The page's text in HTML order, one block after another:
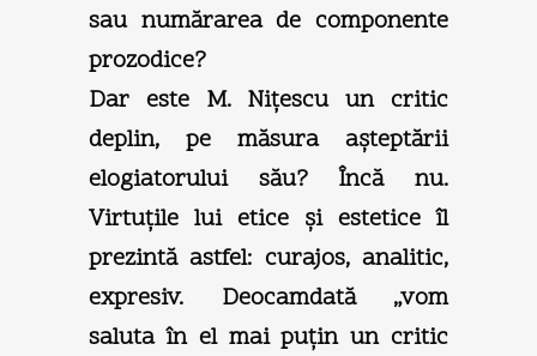
sau numărarea de componente
prozodice?
Dar este M. Niţescu un critic
deplin, pe măsura aşteptării
elogiatorului său? Încă nu.
Virtuţile lui etice şi estetice îl
prezintă astfel: curajos, analitic,
expresiv. Deocamdată „vom
saluta în el mai puţin un critic